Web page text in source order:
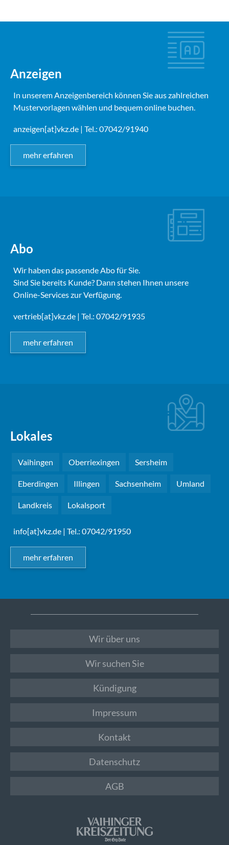
Anzeigen
In unserem Anzeigenbereich können Sie aus zahlreichen
Mustervorlagen wählen und bequem online buchen.
anzeigen[at]vkz.de | Tel.: 07042/91940
mehr erfahren
Abo
Wir haben das passende Abo für Sie.
Sind Sie bereits Kunde? Dann stehen Ihnen unsere
Online-Services zur Verfügung.
vertrieb[at]vkz.de | Tel.: 07042/91935
mehr erfahren
Lokales
Vaihingen Oberriexingen Sersheim
Eberdingen Illingen Sachsenheim Umland
Landkreis Lokalsport
info[at]vkz.de | Tel.: 07042/91950
mehr erfahren
Wir über uns
Wir suchen Sie
Kündigung
Impressum
Kontakt
Datenschutz
AGB